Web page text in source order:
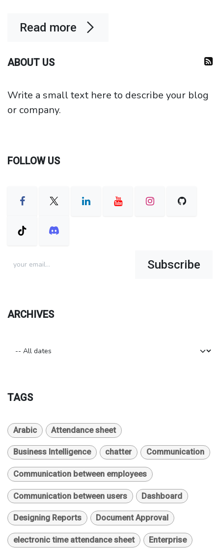
Read more
ABOUT US
Write a small text here to describe your blog
or company.
FOLLOW US
Subscribe
ARCHIVES
TAGS
Arabic Attendance sheet
Business Intelligence chatter Communication
Communication between employees
Communication between users Dashboard
Designing Reports Document Approval
electronic time attendance sheet Enterprise